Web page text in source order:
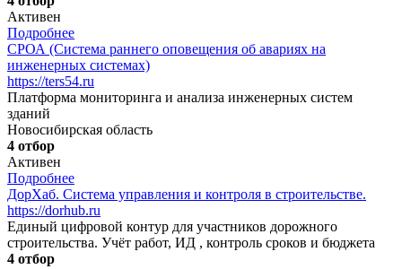
Активен
Подробнее
СРОА (Система раннего оповещения об авариях на
инженерных системах)
https://ters54.ru
Платформа мониторинга и анализа инженерных систем
зданий
Новосибирская область
4 отбор
Активен
Подробнее
ДорХаб. Система управления и контроля в строительстве.
https://dorhub.ru
Единый цифровой контур для участников дорожного
строительства. Учёт работ, ИД , контроль сроков и бюджета
4 отбор